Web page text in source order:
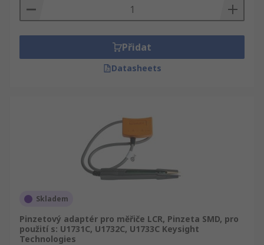
Přidat
Datasheets
Skladem
Pinzetový adaptér pro měřiče LCR, Pinzeta SMD, pro
použití s: U1731C, U1732C, U1733C Keysight
Technologies